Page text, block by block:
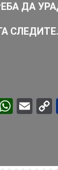
ДА
СЛЕДИТЕ.